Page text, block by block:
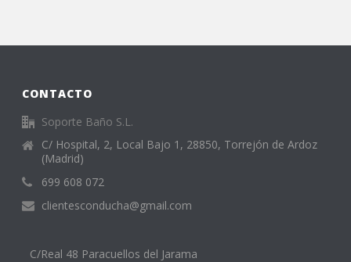
CONTACTO
Soporte Baño S.L.
C/ Hospital, 2, Local Bajo 1, 28850, Torrejón de Ardoz
(Madrid)
699 608 072
clientesconducha@gmail.com
C/Real 48 Paracuellos del Jarama